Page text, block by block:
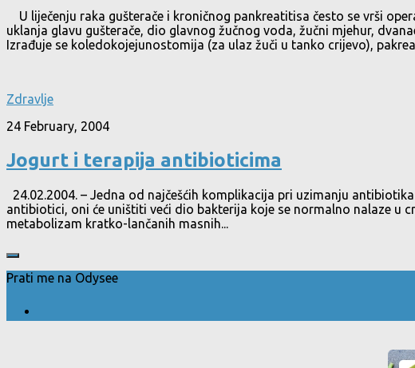
U liječenju raka gušterače i kroničnog pankreatitisa često se vrši
uklanja glavu gušterače, dio glavnog žučnog voda, žučni mjehur,
Izrađuje se koledokojejunostomija (za ulaz žuči u tanko crijevo),
Zdravlje
24 February, 2004
Jogurt i terapija antibioticima
24.02.2004. – Jedna od najčešćih komplikacija pri uzimanju
antibiotici, oni će uništiti veći dio bakterija koje se normalno nalaze u
metabolizam kratko-lančanih masnih...
Prati me na Odysee